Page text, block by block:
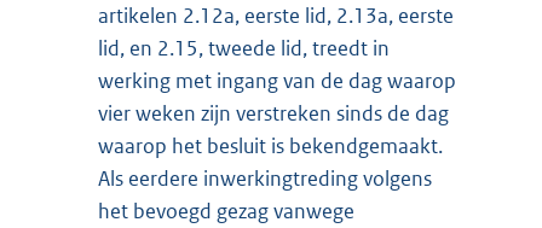
artikelen 2.12a, eerste lid, 2.13a, eerste
lid, en 2.15, tweede lid, treedt in
werking met ingang van de dag waarop
vier weken zijn verstreken sinds de dag
waarop het besluit is bekendgemaakt.
Als eerdere inwerkingtreding volgens
het bevoegd gezag vanwege